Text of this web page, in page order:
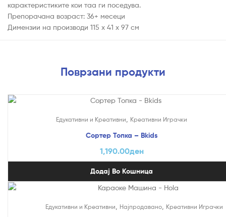
карактеристиките кои таа ги поседува.
Препорачана возраст: 36+ месеци
Димензии на производи 115 x 41 x 97 см
Поврзани продукти
Едукативни и Креативни Креативни Играчки
Сортер Топка – Bkids
1,190.00ден
Додај Во Кошница
Едукативни и Креативни Најпродавано Креативни Играчки